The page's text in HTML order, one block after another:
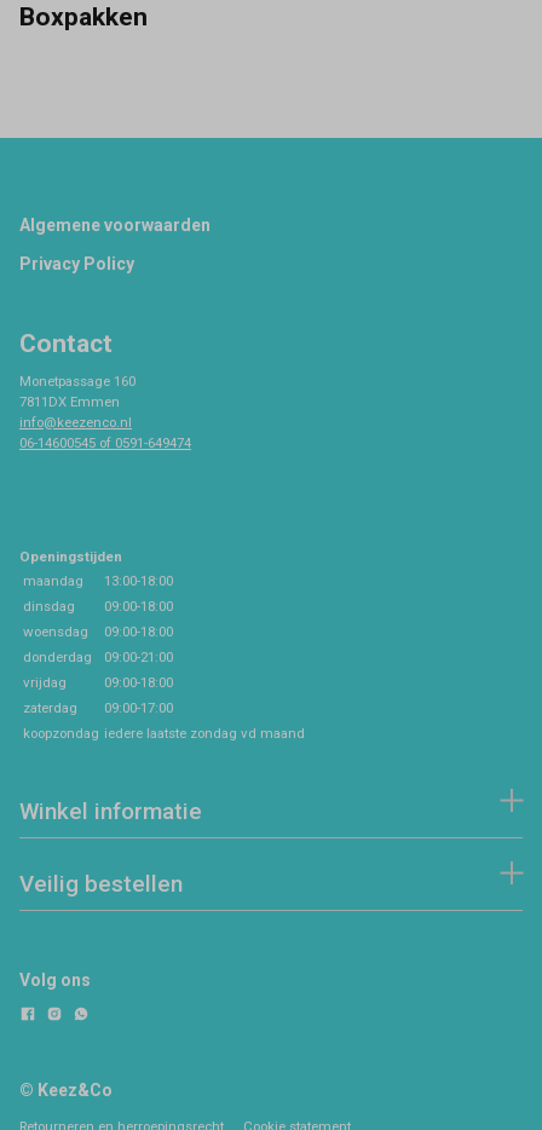
Boxpakken
Footer
Algemene voorwaarden
Privacy Policy
Contact
Monetpassage 160
7811DX Emmen
info@keezenco.nl
06-14600545 of 0591-649474
Openingstijden
maandag
13:00-18:00
dinsdag
09:00-18:00
woensdag
09:00-18:00
donderdag
09:00-21:00
vrijdag
09:00-18:00
zaterdag
09:00-17:00
koopzondag iedere laatste zondag vd maand
Winkel informatie
Veilig bestellen
Volg ons
© Keez&Co